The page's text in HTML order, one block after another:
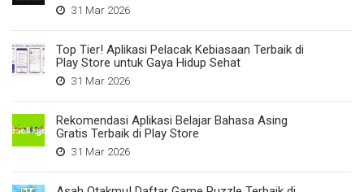
31 Mar 2026
Top Tier! Aplikasi Pelacak Kebiasaan Terbaik di
Play Store untuk Gaya Hidup Sehat
31 Mar 2026
Rekomendasi Aplikasi Belajar Bahasa Asing
Gratis Terbaik di Play Store
31 Mar 2026